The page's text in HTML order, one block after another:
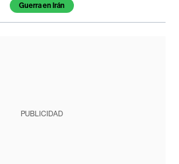
Guerra en Irán
PUBLICIDAD